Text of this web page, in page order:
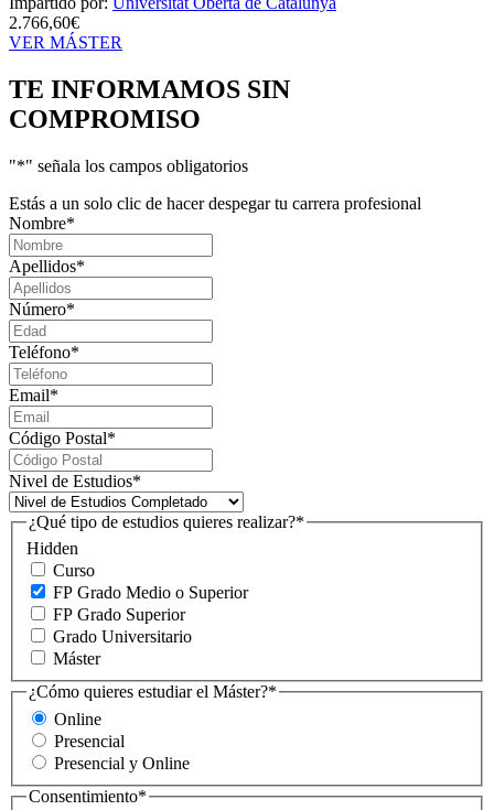
2.766,60€
VER MÁSTER
TE INFORMAMOS SIN
COMPROMISO
"*" señala los campos obligatorios
Estás a un solo clic de hacer despegar tu carrera profesional
Nombre*
Apellidos*
Número*
Teléfono*
Email*
Código Postal*
Nivel de Estudios*
Hidden
¿Qué tipo de estudios quieres realizar?*
Curso
FP Grado Medio o Superior
FP Grado Superior
Grado Universitario
Máster
¿Cómo quieres estudiar el Máster?*
Online
Presencial
Presencial y Online
Consentimiento*